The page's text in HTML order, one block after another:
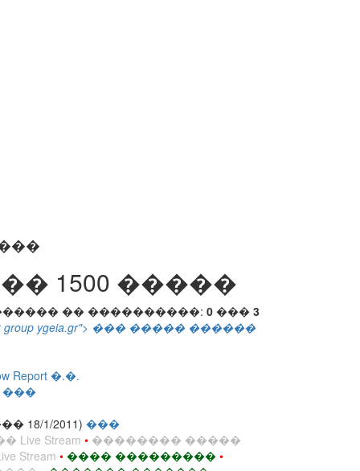
1500 �����
�� ����������: 0 ��� 3
group ygeia.gr"> ��� ����� ������
Report �.�.
���
1/2011) ���
Stream • �������� �����
Stream • ���� ��������� •